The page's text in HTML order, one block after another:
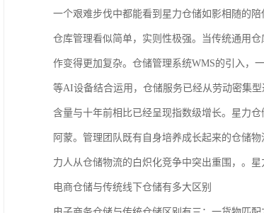
一个艰难步伐中都能看到星力仓储如影相随的
仓库管理看似简单，实则性极强。当传统通用
作变得更加复杂。仓储管理系统WMS的引入，
等AI设备结合运用，仓储服务已经从劳动密集
含量与十年前相比已经呈现指数级增长。星力
阿蒙。管理团队既有自身培养成长起来的仓储
力人从仓储物流的白炽化竞争中突出重围，。
电商仓储与传统线下仓储有多大区别